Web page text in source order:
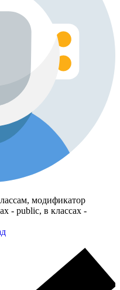
модификатор
- public, в классах -